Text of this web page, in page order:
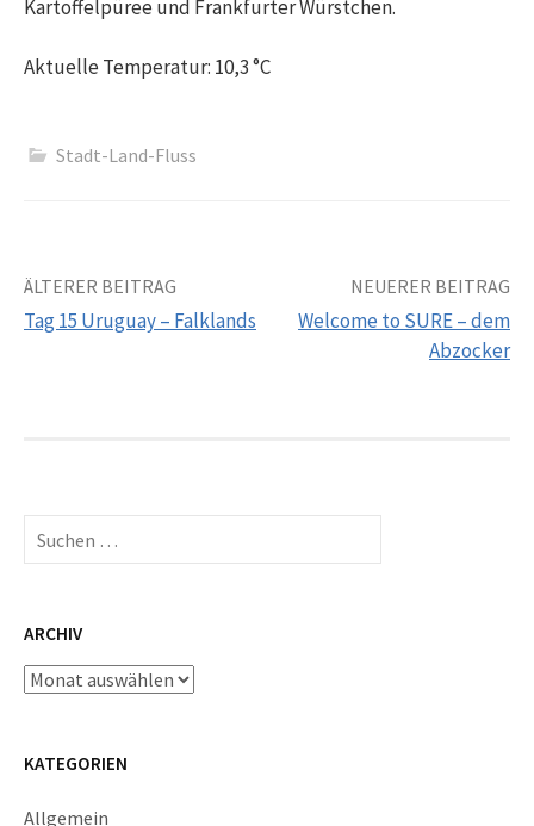
Kartoffelpüree und Frankfurter Würstchen.
Aktuelle Temperatur: 10,3 °C
Stadt-Land-Fluss
Beitrags-
ÄLTERER BEITRAG
Tag 15 Uruguay – Falklands
NEUERER BEITRAG
Welcome to SURE – dem
Abzocker
Suchen
nach:
ARCHIV
Archiv
KATEGORIEN
Allgemein